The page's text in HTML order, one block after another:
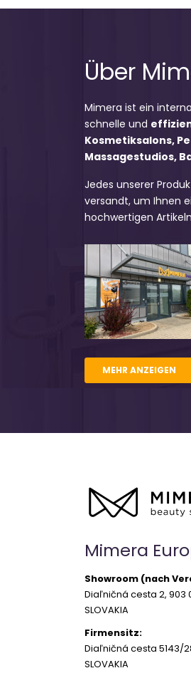
Über
Mimera ist ein
schnelle und
Kosmetiksalons,
Massagestudios,
Jedes unserer
versandt, um Ihnen
hochwertigen
MEHR ANZEIGEN
Mimera
Showroom (nach
Diaľničná cesta 2, 903
SLOVAKIA
Firmensitz:
Diaľničná cesta 5143/
SLOVAKIA